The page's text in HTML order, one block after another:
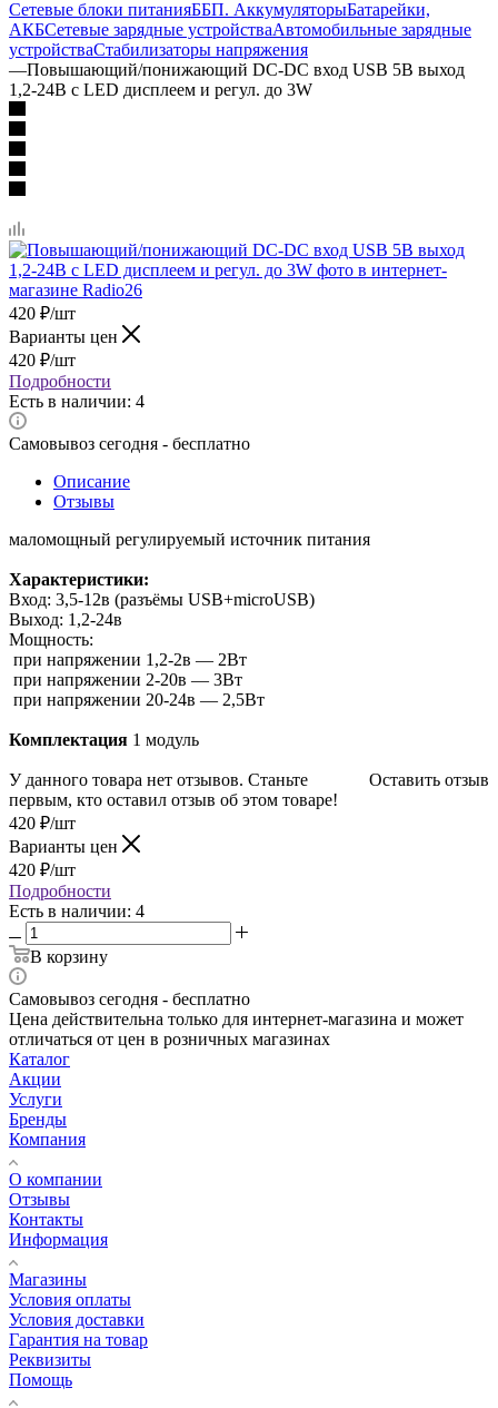
Сетевые блоки питанияББП. АккумуляторыБатарейки,
АКБСетевые зарядные устройстваАвтомобильные зарядные
устройстваСтабилизаторы напряжения
—Повышающий/понижающий DC-DC вход USB 5В выход
1,2-24В с LED дисплеем и регул. до 3W
420 ₽/шт
Варианты цен
420 ₽/шт
Подробности
Есть в наличии: 4
Самовывоз сегодня - бесплатно
Описание
Отзывы
маломощный регулируемый источник питания
Характеристики:
Вход: 3,5-12в (разъёмы USB+microUSB)
Выход: 1,2-24в
Мощность:
при напряжении 1,2-2в — 2Вт
при напряжении 2-20в — 3Вт
при напряжении 20-24в — 2,5Вт
Комплектация 1 модуль
Оставить отзыв
У данного товара нет отзывов. Станьте
первым, кто оставил отзыв об этом товаре!
420 ₽/шт
Варианты цен
420 ₽/шт
Подробности
Есть в наличии: 4
В корзину
Самовывоз сегодня - бесплатно
Цена действительна только для интернет-магазина и может
отличаться от цен в розничных магазинах
Каталог
Акции
Услуги
Бренды
Компания
О компании
Отзывы
Контакты
Информация
Магазины
Условия оплаты
Условия доставки
Гарантия на товар
Реквизиты
Помощь